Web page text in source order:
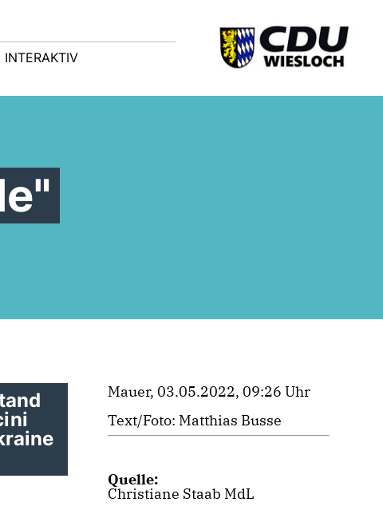
INTERAKTIV
Mauer, 03.05.2022, 09:26 Uhr
Text/Foto: Matthias Busse
Quelle:
Christiane Staab MdL